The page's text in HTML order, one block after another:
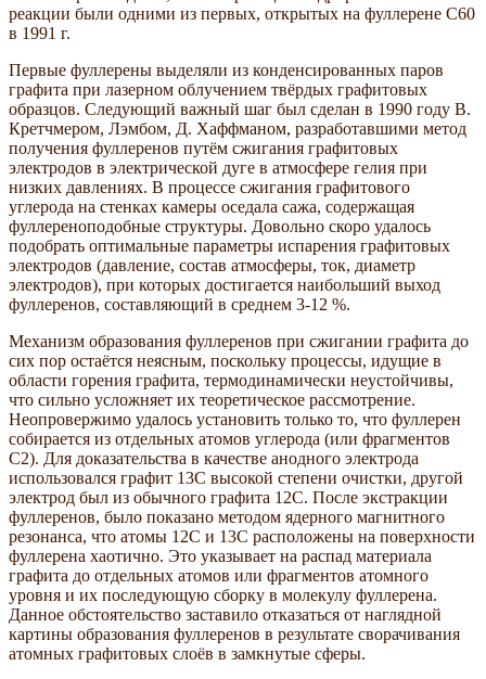
реакции были одними из первых, открытых на фуллерене C60
в 1991 г.
Первые фуллерены выделяли из конденсированных паров
графита при лазерном облучением твёрдых графитовых
образцов. Следующий важный шаг был сделан в 1990 году В.
Кретчмером, Лэмбом, Д. Хаффманом, разработавшими метод
получения фуллеренов путём сжигания графитовых
электродов в электрической дуге в атмосфере гелия при
низких давлениях. В процессе сжигания графитового
углерода на стенках камеры оседала сажа, содержащая
фуллереноподобные структуры. Довольно скоро удалось
подобрать оптимальные параметры испарения графитовых
электродов (давление, состав атмосферы, ток, диаметр
электродов), при которых достигается наибольший выход
фуллеренов, составляющий в среднем 3-12 %.
Механизм образования фуллеренов при сжигании графита до
сих пор остаётся неясным, поскольку процессы, идущие в
области горения графита, термодинамически неустойчивы,
что сильно усложняет их теоретическое рассмотрение.
Неопровержимо удалось установить только то, что фуллерен
собирается из отдельных атомов углерода (или фрагментов
С2). Для доказательства в качестве анодного электрода
использовался графит 13С высокой степени очистки, другой
электрод был из обычного графита 12С. После экстракции
фуллеренов, было показано методом ядерного магнитного
резонанса, что атомы 12С и 13С расположены на поверхности
фуллерена хаотично. Это указывает на распад материала
графита до отдельных атомов или фрагментов атомного
уровня и их последующую сборку в молекулу фуллерена.
Данное обстоятельство заставило отказаться от наглядной
картины образования фуллеренов в результате сворачивания
атомных графитовых слоёв в замкнутые сферы.